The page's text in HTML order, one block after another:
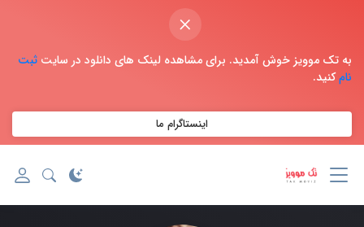
×
به تک موویز خوش آمدید. برای مشاهده لینک های دانلود در سایت ثبت
نامکنید.
اینستاگرام ما